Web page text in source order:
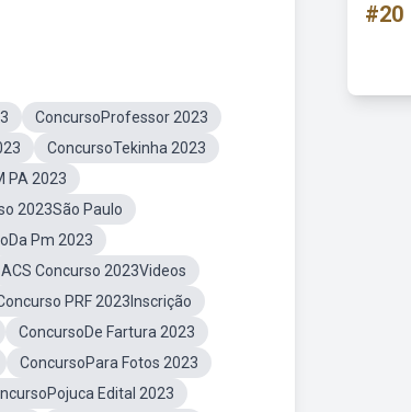
ConcursoProfessor 2023
ConcursoTekinha 2023
PA 2023
2023São Paulo
Pm 2023
ACS Concurso 2023Videos
PRF 2023Inscrição
ConcursoDe Fartura 2023
ConcursoPara Fotos 2023
Edital 2023
#20